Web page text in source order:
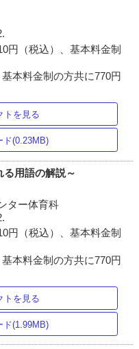
円（税込）、基本料金制
本料金制の方共に770円
トを見る
ド(0.23MB)
用語の解説～
ター体育科
円（税込）、基本料金制
本料金制の方共に770円
トを見る
ド(1.99MB)